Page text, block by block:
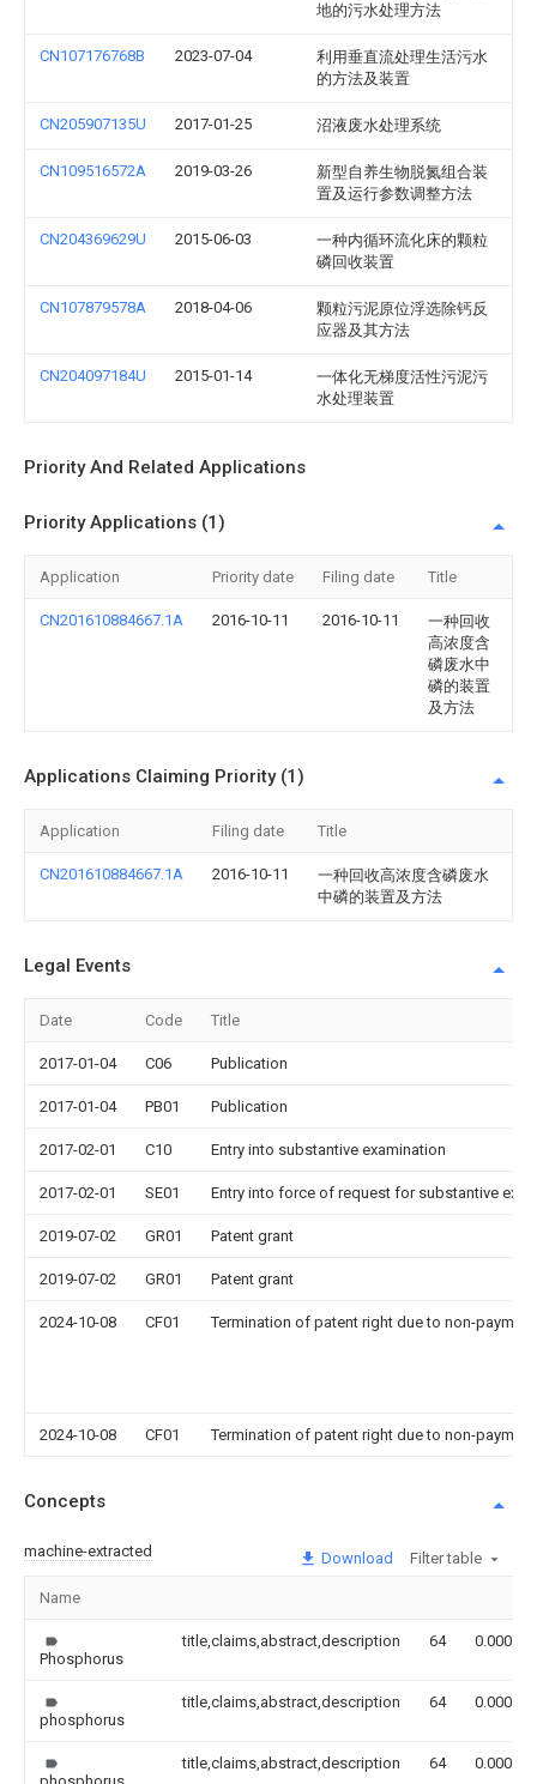
地的污水处理方法
CN107176768B 2023-07-04
利用垂直流处理生活污水
的方法及装置
CN205907135U 2017-01-25 沼液废水处理系统
CN109516572A 2019-03-26
新型自养生物脱氮组合装
置及运行参数调整方法
CN204369629U 2015-06-03
一种内循环流化床的颗粒
磷回收装置
CN107879578A 2018-04-06
颗粒污泥原位浮选除钙反
应器及其方法
CN204097184U 2015-01-14
一体化无梯度活性污泥污
水处理装置
Priority And Related Applications
Priority Applications (1)
Application Priority date Filing date Title
CN201610884667.1A 2016-10-11 2016-10-11
一种回收
高浓度含
磷废水中
磷的装置
及方法
Applications Claiming Priority (1)
Application Filing date Title
CN201610884667.1A 2016-10-11
一种回收高浓度含磷废水
中磷的装置及方法
Legal Events
Date Code Title
2017-01-04 C06 Publication
2017-01-04 PB01 Publication
2017-02-01 C10 Entry into substantive examination
2017-02-01 SE01 Entry into force of request for substantive
2019-07-02 GR01 Patent grant
2019-07-02 GR01 Patent grant
2024-10-08 CF01 Termination of patent right due to non-
2024-10-08 CF01 Termination of patent right due to non-
Concepts
machine-extracted Download Filter table
Name
Phosphorus
title,claims,abstract,description 64 0.000
phosphorus
title,claims,abstract,description 64 0.000
title,claims,abstract,description 64 0.000